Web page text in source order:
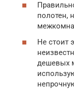
полотен,
Не стоит
дешевых